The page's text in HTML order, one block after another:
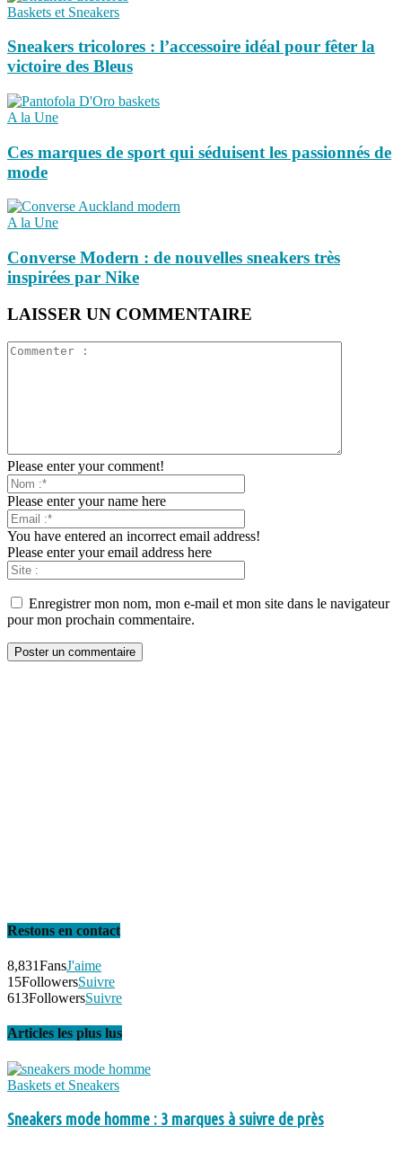
Baskets et Sneakers
Sneakers tricolores : l’accessoire idéal pour fêter la
victoire des Bleus
A la Une
Ces marques de sport qui séduisent les passionnés de
mode
A la Une
Converse Modern : de nouvelles sneakers très
inspirées par Nike
LAISSER UN COMMENTAIRE
Please enter your comment!
Please enter your name here
You have entered an incorrect email address!
Please enter your email address here
Enregistrer mon nom, mon e-mail et mon site dans le navigateur
pour mon prochain commentaire.
Restons en contact
8,831FansJ'aime
15FollowersSuivre
613FollowersSuivre
Articles les plus lus
Baskets et Sneakers
Sneakers mode homme : 3 marques à suivre de près